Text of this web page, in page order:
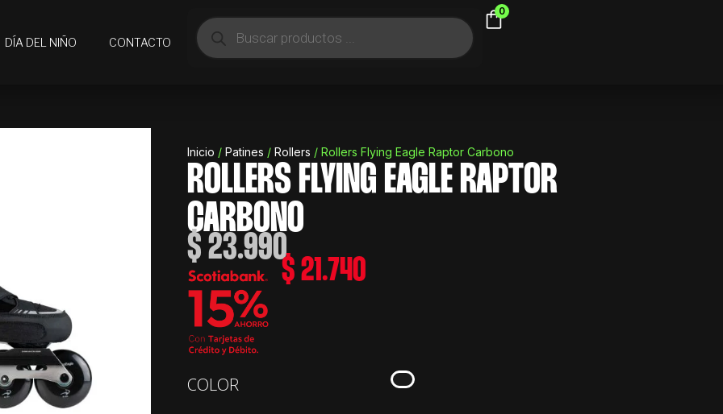
DÍA DEL NIÑO CONTACTO
Búsqueda
de
productos
0
Inicio / Patines / Rollers / Rollers Flying Eagle Raptor Carbono
ROLLERS FLYING EAGLE RAPTOR
CARBONO
$ 23.990
$ 21.740
COLOR
Flying